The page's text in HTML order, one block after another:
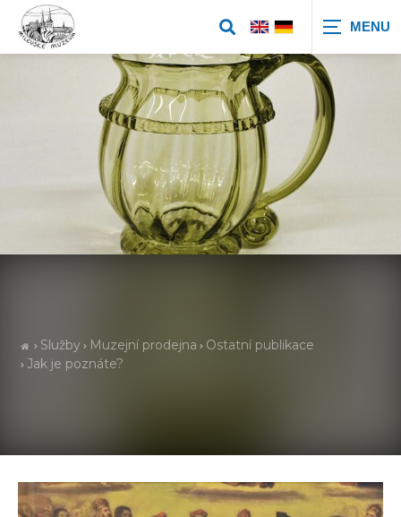
vyhledávání
Služby Muzejní prodejna
Ostatní publikace
Jak je poznáte?